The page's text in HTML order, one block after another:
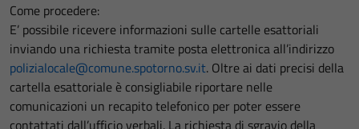
Come procedere:
E’ possibile ricevere informazioni sulle cartelle esattoriali
inviando una richiesta tramite posta elettronica all’indirizzo
polizialocale@comune.spotorno.sv.it. Oltre ai dati precisi della
cartella esattoriale è consigliabile riportare nelle
comunicazioni un recapito telefonico per poter essere
contattati dall’ufficio verbali. La richiesta di sgravio della